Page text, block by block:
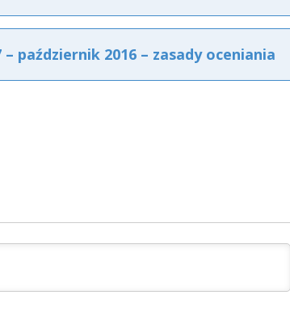
październik 2016 – zasady oceniania